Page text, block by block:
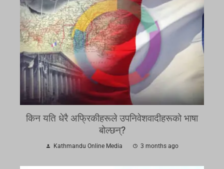
किन यति धेरै अफ्रिकीहरूले उपनिवेशवादीहरूको भाषा
बोल्छन्?
Kathmandu Online Media 3 months ago